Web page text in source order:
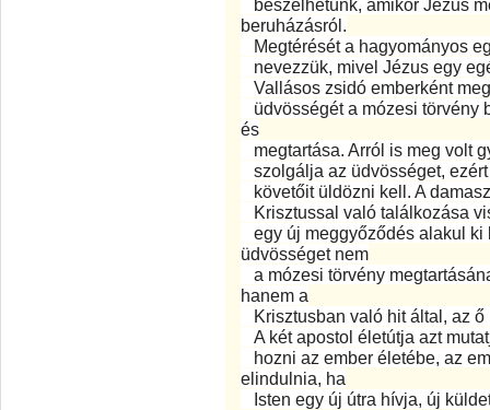
beszélhetünk, amikor Jézus
beruházásról.
Megtérését a hagyományos
nevezzük, mivel Jézus egy
Vallásos zsidó emberként
üdvösségét a mózesi törvény
és
megtartása. Arról is meg volt
szolgálja az üdvösséget,
követőit üldözni kell. A
Krisztussal való találkozása
egy új meggyőződés alakul ki
üdvösséget nem
a mózesi törvény
hanem a
Krisztusban való hit által, az
A két apostol életútja azt
hozni az ember életébe, az
elindulnia, ha
Isten egy új útra hívja, új